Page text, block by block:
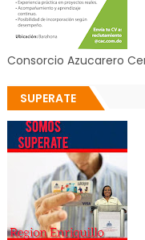
Consorcio Azucarero
SUPERATE